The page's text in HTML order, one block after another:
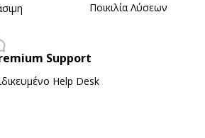
Ποικιλία Λύσεων
Support
Ηelp Desk